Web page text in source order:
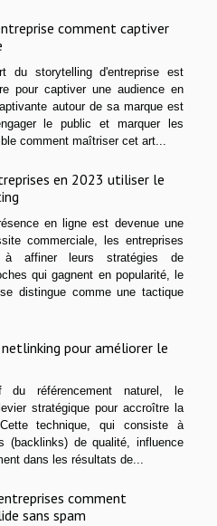
comment captiver
du storytelling d'entreprise est
pour captiver une audience en
autour de sa marque est
le public et marquer les
comment maîtriser cet art...
en 2023 utiliser le
en ligne est devenue une
commerciale, les entreprises
à affiner leurs stratégies de
qui gagnent en popularité, le
distingue comme une tactique
pour améliorer le
du référencement naturel, le
stratégique pour accroître la
technique, qui consiste à
(backlinks) de qualité, influence
dans les résultats de...
comment
sans spam